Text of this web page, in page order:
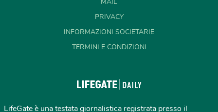
PRIVACY
INFORMAZIONI SOCIETARIE
TERMINI E CONDIZIONI
LifeGate è una testata giornalistica registrata presso il